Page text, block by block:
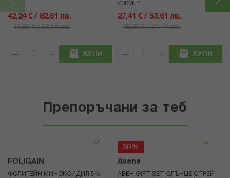
42,24 € / 82.61 лв.
49,69 € / 97.19 лв.
КУПИ
200МЛ*
27,41 € / 53.61 лв.
36,55 € / 71.49 лв.
КУПИ
Препоръчани за теб
FOLIGAIN
ФОЛИГЕЙН МИНОКСИДИЛ 5%
30%
Avene
АВЕН GIFT SET СЛЪНЦЕ СПРЕЙ